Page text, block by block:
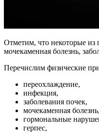
Отметим, что некоторые из
мочекаменная болезнь,
Перечислим физические
переохлаждение,
инфекция,
заболевания почек,
мочекаменная болезнь,
гормональные
герпес,